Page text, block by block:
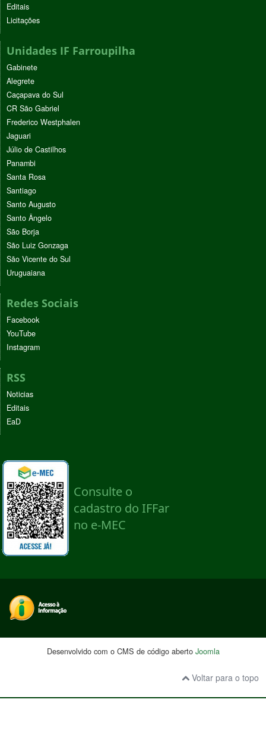
Editais
Licitações
Unidades IF Farroupilha
Gabinete
Alegrete
Caçapava do Sul
CR São Gabriel
Frederico Westphalen
Jaguari
Júlio de Castilhos
Panambi
Santa Rosa
Santiago
Santo Augusto
Santo Ângelo
São Borja
São Luiz Gonzaga
São Vicente do Sul
Uruguaiana
Redes Sociais
Facebook
YouTube
Instagram
RSS
Noticias
Editais
EaD
Desenvolvido com o CMS de código aberto Joomla
Voltar para o topo